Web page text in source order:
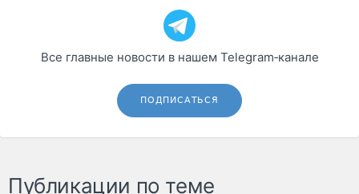
Все главные новости в нашем Telegram‑канале
ПОДПИСАТЬСЯ
Публикации по теме